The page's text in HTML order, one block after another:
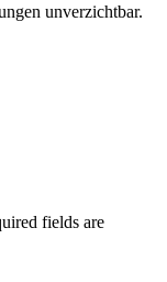
unverzichtbar.
fields are